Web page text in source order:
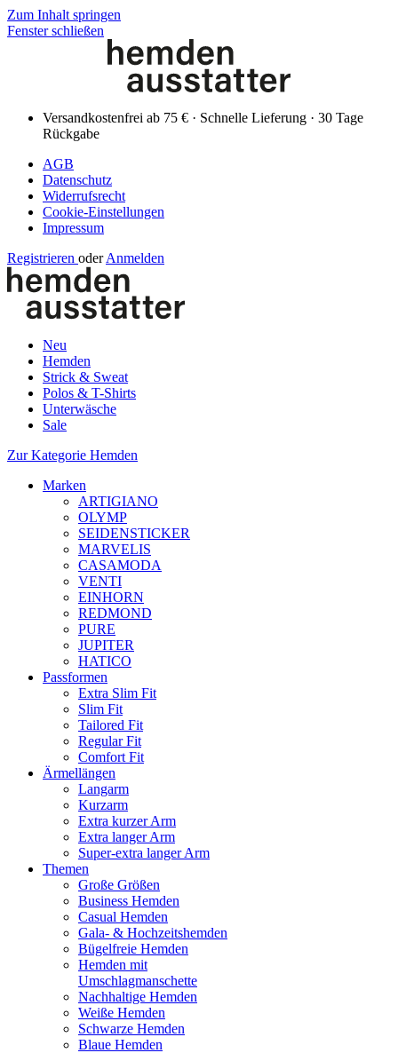
Zum Inhalt springen
Fenster schließen
Versandkostenfrei ab 75 € · Schnelle Lieferung · 30 Tage
Rückgabe
AGB
Datenschutz
Widerrufsrecht
Cookie-Einstellungen
Impressum
Registrieren oder Anmelden
Neu
Hemden
Strick & Sweat
Polos & T-Shirts
Unterwäsche
Sale
Zur Kategorie Hemden
Marken
ARTIGIANO
OLYMP
SEIDENSTICKER
MARVELIS
CASAMODA
VENTI
EINHORN
REDMOND
PURE
JUPITER
HATICO
Passformen
Extra Slim Fit
Slim Fit
Tailored Fit
Regular Fit
Comfort Fit
Ärmellängen
Langarm
Kurzarm
Extra kurzer Arm
Extra langer Arm
Super-extra langer Arm
Themen
Große Größen
Business Hemden
Casual Hemden
Gala- & Hochzeitshemden
Bügelfreie Hemden
Hemden mit
Umschlagmanschette
Nachhaltige Hemden
Weiße Hemden
Schwarze Hemden
Blaue Hemden